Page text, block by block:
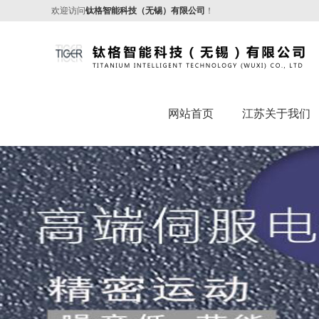
欢迎访问钛格智能科技（无锡）有限公司 ！
网站首页 江苏关于我们